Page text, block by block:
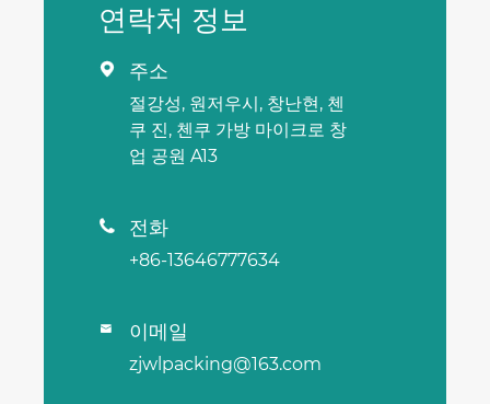
연락처 정보
 주소
절강성, 원저우시, 창난현, 첸
쿠 진, 첸쿠 가방 마이크로 창
업 공원 A13
 전화
+86-13646777634
 이메일
zjwlpacking@163.com